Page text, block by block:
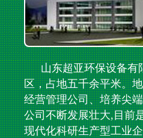
山东超亚环保设备有
区，占地五千余平米。
经营管理公司、培养尖
公司不断发展壮大,目前
现代化科研生产型工业